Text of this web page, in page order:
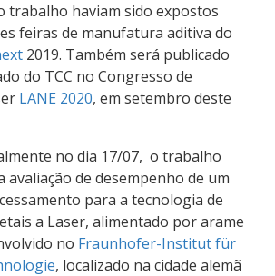
trabalho haviam sido expostos
feiras de manufatura aditiva do
2019. Também será publicado
do TCC no Congresso de
LANE 2020, em setembro deste
no dia 17/07, o trabalho
avaliação de desempenho de um
para a tecnologia de
a Laser, alimentado por arame
no Fraunhofer-Institut für
, localizado na cidade alemã